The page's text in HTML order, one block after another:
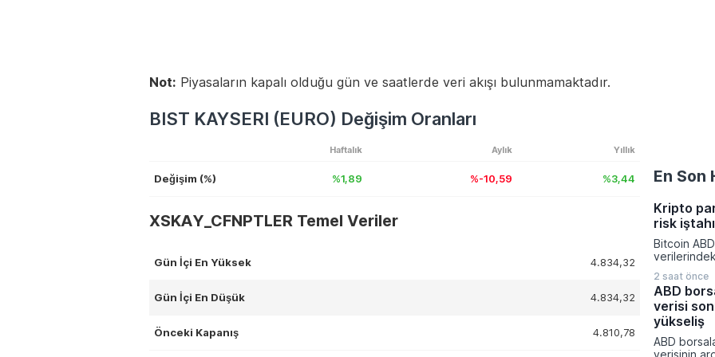
Not: Piyasaların kapalı olduğu gün ve saatlerde veri akışı bulunmamaktadır.
BIST KAYSERI (EURO) Değişim Oranları
Haftalık Aylık Yıllık
Değişim (%) %1,89 %-10,59 %3,44
XSKAY_CFNPTLER Temel Veriler
Gün İçi En Yüksek 4.834,32
Gün İçi En Düşük 4.834,32
Önceki Kapanış 4.810,78
En Son
Kripto
risk
Bitcoin
kapattı.
dönemde
2 saat önce
ABD
verisi
yükseliş
ABD